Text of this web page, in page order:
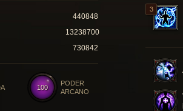
440848
13238700
730842
100
PODER
ARCANO